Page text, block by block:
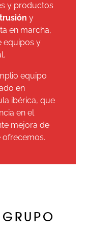
y productos
y
en marcha,
equipos y
equipo
en
ibérica, que
en el
mejora de